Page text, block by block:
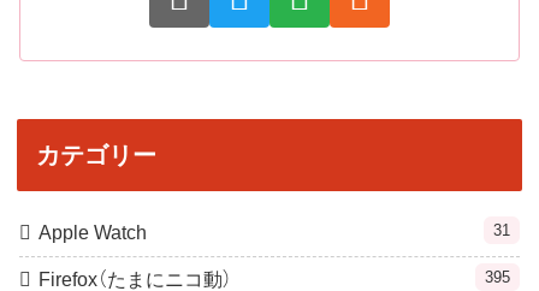
カテゴリー
Apple Watch 31
Firefox（たまにニコ動） 395